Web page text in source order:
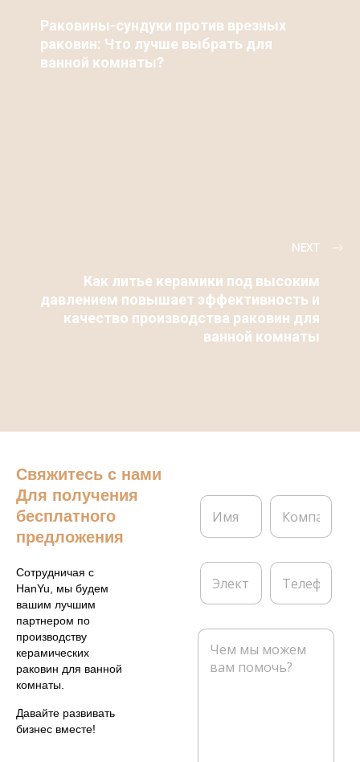
Раковины-сундуки против врезных
раковин: Что лучше выбрать для
ванной комнаты?
NEXT
Как литье керамики под высоким
давлением повышает эффективность и
качество производства раковин для
ванной комнаты
Свяжитесь с нами
Для получения
бесплатного
предложения
Сотрудничая с
HanYu, мы будем
вашим лучшим
партнером по
производству
керамических
раковин для ванной
комнаты.
Давайте развивать
бизнес вместе!
И
я
К
м
а
я
Э
е
т
Т
л
ф
о
н
С